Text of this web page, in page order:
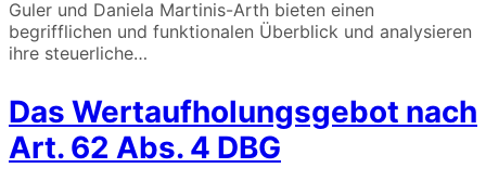
Guler und Daniela Martinis-Arth bieten einen
begrifflichen und funktionalen Überblick und analysieren
ihre steuerliche…
Das Wertaufholungsgebot nach
Art. 62 Abs. 4 DBG